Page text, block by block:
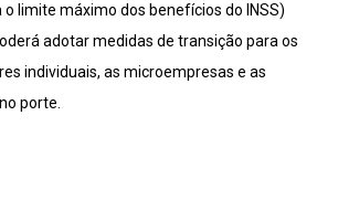
limite máximo dos benefícios do INSS)
adotar medidas de transição para os
individuais, as microempresas e as
porte.